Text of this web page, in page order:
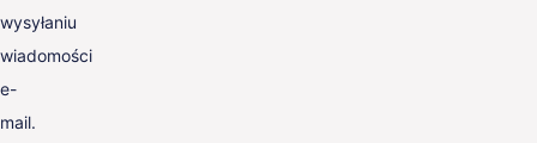
wysyłaniu
wiadomości
e-
mail.